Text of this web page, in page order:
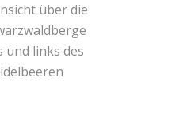
über die
und links des